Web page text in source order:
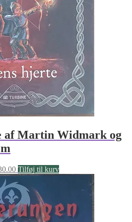
af Martin Widmark og
Den
aktuelle
pris
er:
kr. 30.00.
Tilføj til kurv